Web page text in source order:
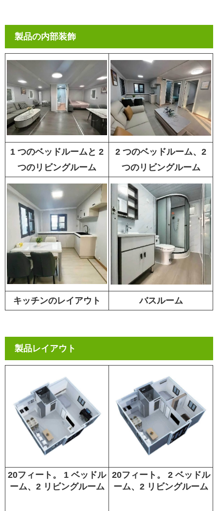
製品の内部装飾
1 つのベッドルームと 2
つのリビングルーム
2 つのベッドルーム、2
つのリビングルーム
キッチンのレイアウト バスルーム
製品レイアウト
20フィート。 1 ベッドル
ーム、2 リビングルーム
20フィート。 2 ベッドル
ーム、2 リビングルーム